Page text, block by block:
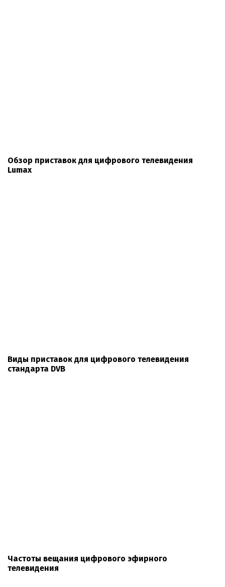
Обзор приставок для цифрового телевидения
Lumax
Виды приставок для цифрового телевидения
стандарта DVB
Частоты вещания цифрового эфирного
телевидения